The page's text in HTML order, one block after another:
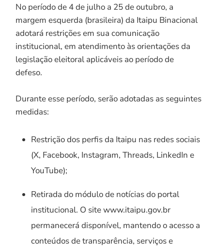
No período de 4 de julho a 25 de outubro, a
margem esquerda (brasileira) da Itaipu Binacional
adotará restrições em sua comunicação
institucional, em atendimento às orientações da
legislação eleitoral aplicáveis ao período de
defeso.
Durante esse período, serão adotadas as seguintes
medidas:
Restrição dos perfis da Itaipu nas redes sociais
(X, Facebook, Instagram, Threads, LinkedIn e
YouTube);
Retirada do módulo de notícias do portal
institucional. O site www.itaipu.gov.br
permanecerá disponível, mantendo o acesso a
conteúdos de transparência, serviços e